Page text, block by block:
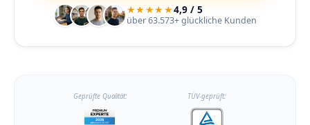
★★★★★4,9 / 5
über 63.573+ glückliche Kunden
Geprüfte Qualität: TÜV-geprüft: